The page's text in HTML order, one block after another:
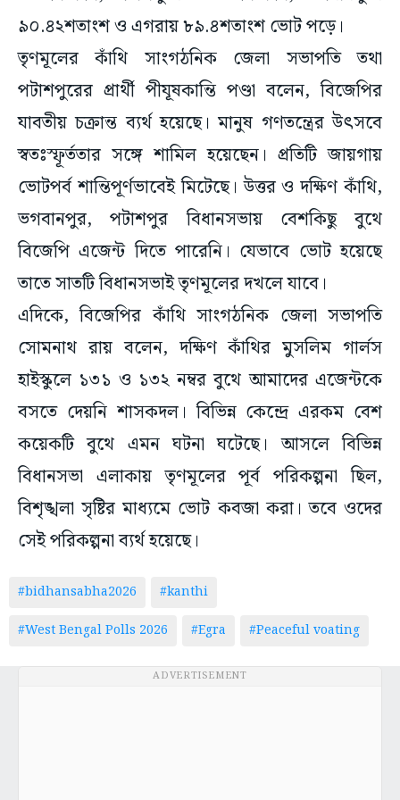
৯০.৪২শতাংশ ও এগরায় ৮৯.৪শতাংশ ভোট পড়ে।
তৃণমূলের কাঁথি সাংগঠনিক জেলা সভাপতি তথা
পটাশপুরের প্রার্থী পীযূষকান্তি পণ্ডা বলেন, বিজেপির
যাবতীয় চক্রান্ত ব্যর্থ হয়েছে। মানুষ গণতন্ত্রের উৎসবে
স্বতঃস্ফূর্ততার সঙ্গে শামিল হয়েছেন। প্রতিটি জায়গায়
ভোটপর্ব শান্তিপূর্ণভাবেই মিটেছে। উত্তর ও দক্ষিণ কাঁথি,
ভগবানপুর, পটাশপুর বিধানসভায় বেশকিছু বুথে
বিজেপি এজেন্ট দিতে পারেনি। যেভাবে ভোট হয়েছে
তাতে সাতটি বিধানসভাই তৃণমূলের দখলে যাবে।
এদিকে, বিজেপির কাঁথি সাংগঠনিক জেলা সভাপতি
সোমনাথ রায় বলেন, দক্ষিণ কাঁথির মুসলিম গার্লস
হাইস্কুলে ১৩১ ও ১৩২ নম্বর বুথে আমাদের এজেন্টকে
বসতে দেয়নি শাসকদল। বিভিন্ন কেন্দ্রে এরকম বেশ
কয়েকটি বুথে এমন ঘটনা ঘটেছে। আসলে বিভিন্ন
বিধানসভা এলাকায় তৃণমূলের পূর্ব পরিকল্পনা ছিল,
বিশৃঙ্খলা সৃষ্টির মাধ্যমে ভোট কবজা করা। তবে ওদের
সেই পরিকল্পনা ব্যর্থ হয়েছে।
#bidhansabha2026
#kanthi
#West Bengal Polls 2026
#Egra #Peaceful voating
ADVERTISEMENT